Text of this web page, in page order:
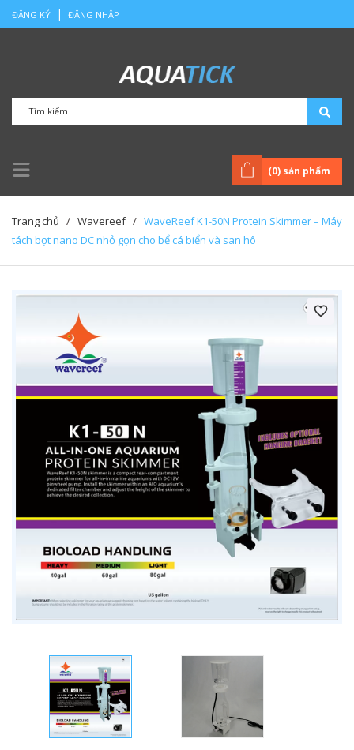
ĐĂNG KÝ | ĐĂNG NHẬP
(0) sản phẩm
Trang chủ / Wavereef / WaveReef K1-50N Protein Skimmer – Máy
tách bọt nano DC nhỏ gọn cho bể cá biển và san hô